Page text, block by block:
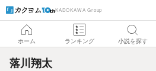
KADOKAWA Group
ホーム ランキング 小説を探す
落川翔太